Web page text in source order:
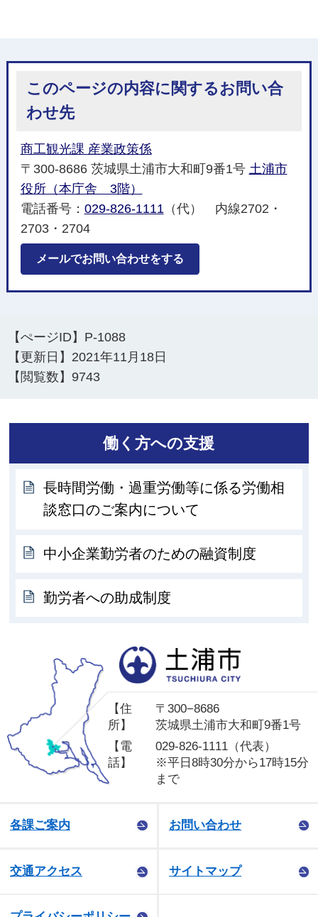
このページの内容に関するお問い合
わせ先
商工観光課 産業政策係
〒300-8686 茨城県土浦市大和町9番1号 土浦市
役所（本庁舎 3階）
電話番号： 029-826-1111 （代） 内線2702・
2703・2704
メールでお問い合わせをする
【ぺージID】 P-1088
【更新日】 2021年11月18日
【閲覧数】 9743
働く方への支援
長時間労働・過重労働等に係る労働相
談窓口のご案内について
中小企業勤労者のための融資制度
勤労者への助成制度
【住
所】
〒300−8686
茨城県土浦市大和町9番1号
【電
話】
029-826-1111（代表）
※平日8時30分から17時15分
まで
各課ご案内 お問い合わせ
交通アクセス サイトマップ